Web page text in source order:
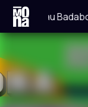
Night au